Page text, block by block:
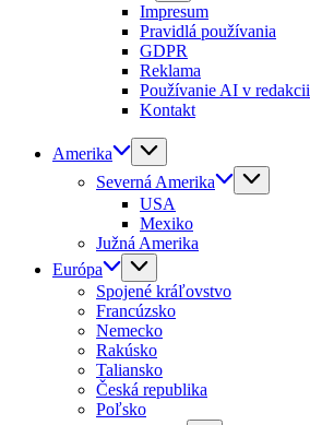
Impresum
Pravidlá používania
GDPR
Reklama
Používanie AI v redakcii
Kontakt
Amerika
Severná Amerika
USA
Mexiko
Južná Amerika
Európa
Spojené kráľovstvo
Francúzsko
Nemecko
Rakúsko
Taliansko
Česká republika
Poľsko